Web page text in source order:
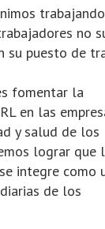
no
su puesto de
fomentar la
en las
y salud de los
lograr que
integre como
de los